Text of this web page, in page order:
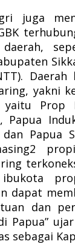
juga
yakni
Prop
Papua
Papua
dapat
dan
Papua”
sebagai